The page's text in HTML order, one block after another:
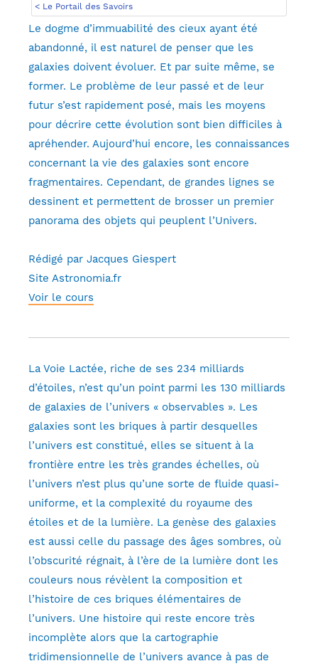
< Le Portail des Savoirs
Le dogme d’immuabilité des cieux ayant été
abandonné, il est naturel de penser que les
galaxies doivent évoluer. Et par suite même, se
former. Le problème de leur passé et de leur
futur s’est rapidement posé, mais les moyens
pour décrire cette évolution sont bien difficiles à
apréhender. Aujourd’hui encore, les connaissances
concernant la vie des galaxies sont encore
fragmentaires. Cependant, de grandes lignes se
dessinent et permettent de brosser un premier
panorama des objets qui peuplent l’Univers.
Rédigé par Jacques Giespert
Site Astronomia.fr
Voir le cours
La Voie Lactée, riche de ses 234 milliards
d’étoiles, n’est qu’un point parmi les 130 milliards
de galaxies de l’univers « observables ». Les
galaxies sont les briques à partir desquelles
l’univers est constitué, elles se situent à la
frontière entre les très grandes échelles, où
l’univers n’est plus qu’une sorte de fluide quasi-
uniforme, et la complexité du royaume des
étoiles et de la lumière. La genèse des galaxies
est aussi celle du passage des âges sombres, où
l’obscurité régnait, à l’ère de la lumière dont les
couleurs nous révèlent la composition et
l’histoire de ces briques élémentaires de
l’univers. Une histoire qui reste encore très
incomplète alors que la cartographie
tridimensionnelle de l’univers avance à pas de